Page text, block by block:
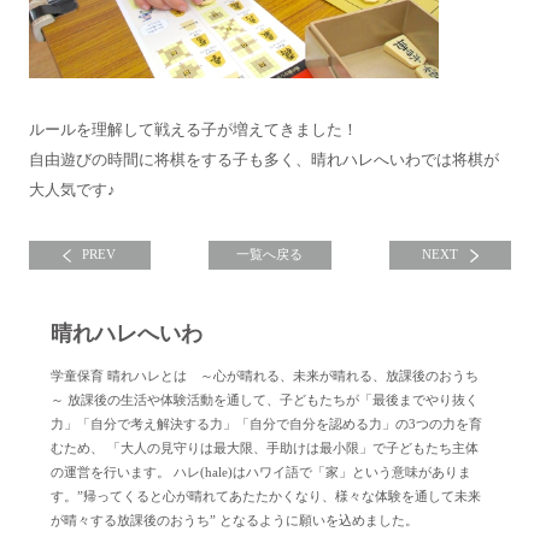
ルールを理解して戦える子が増えてきました！
自由遊びの時間に将棋をする子も多く、晴れハレへいわでは将棋が
大人気です♪
PREV 一覧へ戻る NEXT
晴れハレへいわ
学童保育 晴れハレとは ～心が晴れる、未来が晴れる、放課後のおうち
～ 放課後の生活や体験活動を通して、子どもたちが「最後までやり抜く
力」「自分で考え解決する力」「自分で自分を認める力」の3つの力を育
むため、 「大人の見守りは最大限、手助けは最小限」で子どもたち主体
の運営を行います。 ハレ(hale)はハワイ語で「家」という意味がありま
す。”帰ってくると心が晴れてあたたかくなり、様々な体験を通して未来
が晴々する放課後のおうち” となるように願いを込めました。